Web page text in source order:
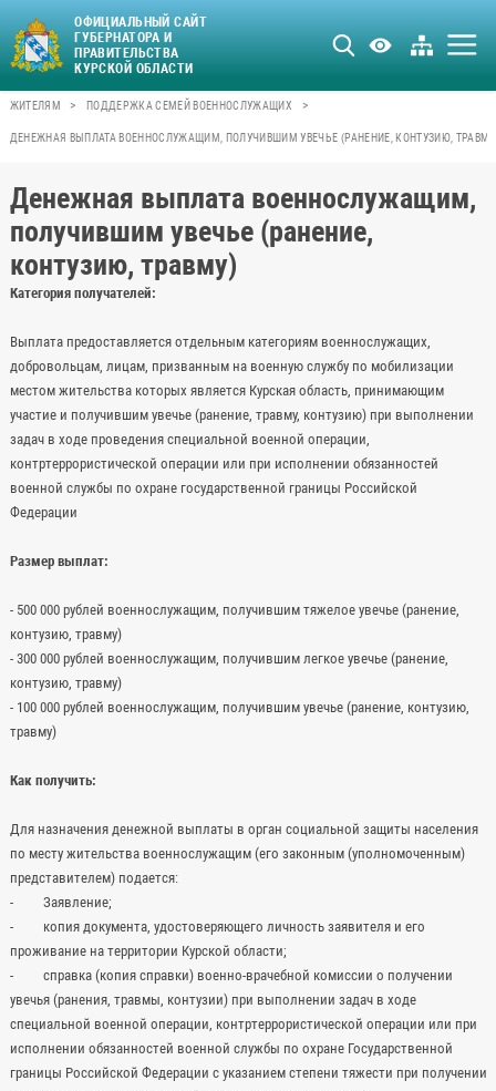
ОФИЦИАЛЬНЫЙ САЙТ
ГУБЕРНАТОРА И
ПРАВИТЕЛЬСТВА
КУРСКОЙ ОБЛАСТИ
ЖИТЕЛЯМ > ПОДДЕРЖКА СЕМЕЙ ВОЕННОСЛУЖАЩИХ >
ДЕНЕЖНАЯ ВЫПЛАТА ВОЕННОСЛУЖАЩИМ, ПОЛУЧИВШИМ УВЕЧЬЕ (РАНЕНИЕ, КОНТУЗИЮ,
Денежная выплата военнослужащим,
получившим увечье (ранение,
контузию, травму)
Категория получателей:
Выплата предоставляется отдельным категориям военнослужащих,
добровольцам, лицам, призванным на военную службу по мобилизации
местом жительства которых является Курская область, принимающим
участие и получившим увечье (ранение, травму, контузию) при выполнении
задач в ходе проведения специальной военной операции,
контртеррористической операции или при исполнении обязанностей
военной службы по охране государственной границы Российской
Федерации
Размер выплат:
- 500 000 рублей военнослужащим, получившим тяжелое увечье (ранение,
контузию, травму)
- 300 000 рублей военнослужащим, получившим легкое увечье (ранение,
контузию, травму)
- 100 000 рублей военнослужащим, получившим увечье (ранение, контузию,
травму)
Как получить:
Для назначения денежной выплаты в орган социальной защиты населения
по месту жительства военнослужащим (его законным (уполномоченным)
представителем) подается:
- Заявление;
- копия документа, удостоверяющего личность заявителя и его
проживание на территории Курской области;
- справка (копия справки) военно-врачебной комиссии о получении
увечья (ранения, травмы, контузии) при выполнении задач в ходе
специальной военной операции, контртеррористической операции или при
исполнении обязанностей военной службы по охране Государственной
границы Российской Федерации с указанием степени тяжести при получении